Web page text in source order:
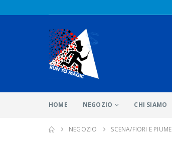
HOME NEGOZIO CHI SIAMO
NEGOZIO SCENA/FIORI E PIUME